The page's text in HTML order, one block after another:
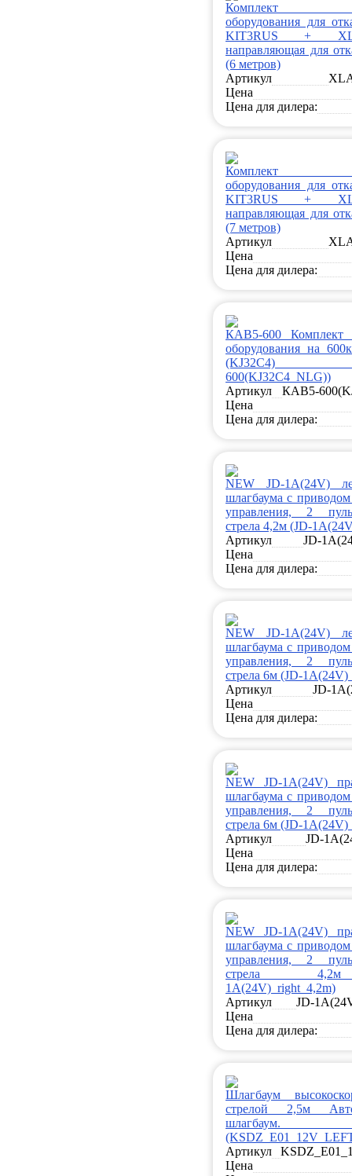
Комплект
оборудования для
KIT3RUS +
направляющая для
(6 метров)
Артикул
Цена
Цена для дилера:
Комплект
оборудования для
KIT3RUS +
направляющая для
(7 метров)
Артикул
Цена
Цена для дилера:
КАВ5-600 Комплект
оборудования на
(KJ32C4)
600(KJ32C4_NLG))
Артикул
КАВ5-
Цена
Цена для дилера:
NEW JD-1A(24V)
шлагбаума с
управления, 2
стрела 4,2м (JD-
Артикул
JD-
Цена
Цена для дилера:
NEW JD-1A(24V)
шлагбаума с
управления, 2
стрела 6м (JD-
Артикул
JD-
Цена
Цена для дилера:
NEW JD-1A(24V)
шлагбаума с
управления, 2
стрела 6м (JD-
Артикул
JD-
Цена
Цена для дилера:
NEW JD-1A(24V)
шлагбаума с
управления, 2
стрела
1A(24V)_right_4,2m)
Артикул
JD-
Цена
Цена для дилера:
Шлагбаум
стрелой 2,5м
шлагбаум.
Артикул
Цена